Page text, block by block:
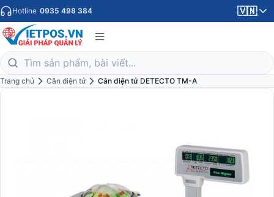
Hotline 0935 498 384 🇻🇳
Trang chủ Cân điện tử Cân điện tử DETECTO TM-A